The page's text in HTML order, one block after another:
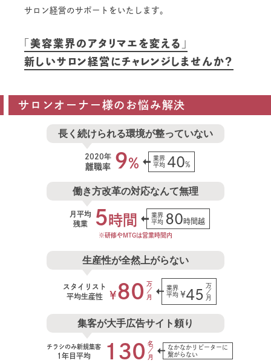
サロン経営のサポートをいたします。
「美容業界のアタリマエを変える」
新しいサロン経営にチャレンジしませんか？
サロンオーナー様のお悩み解決
長く続けられる環境が整っていない
2020年
離職率 9%
業界
平均 40%
働き方改革の対応なんて無理
月平均
残業
5 時間
業界
平均 80時間越
※研修やMTGは営業時間内
生産性が全然上がらない
スタイリスト
平均生産性
¥80 万
／
月
業界
平均 ¥45
万
／
月
集客が大手広告サイト頼り
チラシのみ新規集客
1年目平均 130 名
／
月
なかなかリピーターに
繋がらない